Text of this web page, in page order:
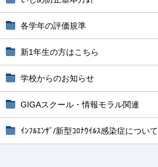
各学年の評価規準
新1年生の方はこちら
学校からのお知らせ
GIGAスクール・情報モラル関連
ｲﾝﾌﾙｴﾝｻﾞ/新型ｺﾛﾅｳｲﾙｽ感染症について